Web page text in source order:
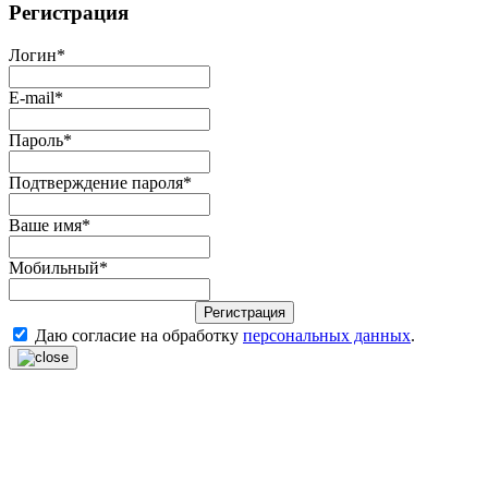
Регистрация
Логин*
E-mail*
Пароль*
Подтверждение пароля*
Ваше имя*
Мобильный*
Регистрация
Даю согласие на обработку персональных данных.